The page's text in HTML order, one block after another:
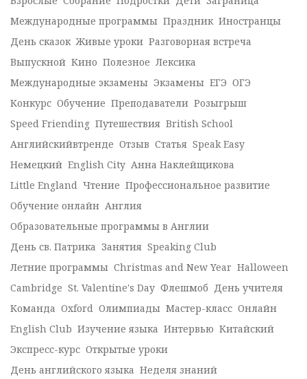
Международные программы Праздник Иностранцы
День сказок Живые уроки Разговорная встреча
Выпускной Кино Полезное Лексика
Международные экзамены Экзамены ЕГЭ ОГЭ
Конкурс Обучение Преподаватели Розыгрыш
Speed Friending Путешествия British School
Английскийвтренде Отзыв Статья Speak Easy
Немецкий English City Анна Наклейщикова
Little England Чтение Профессиональное развитие
Обучение онлайн Англия
Образовательные программы в Англии
День св. Патрика Занятия Speaking Club
Летние программы Christmas and New Year Halloween
Cambridge St. Valentine's Day Флешмоб День учителя
Команда Oxford Олимпиады Мастер-класс Онлайн
English Club Изучение языка Интервью Китайский
Экспресс-курс Открытые уроки
День английского языка Неделя знаний